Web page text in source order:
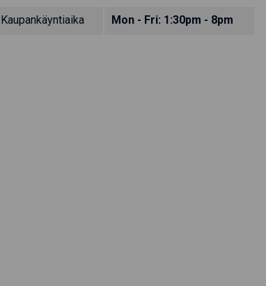
Kaupankäyntiaika Mon - Fri: 1:30pm - 8pm